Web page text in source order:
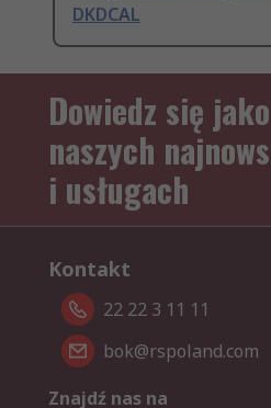
DKDCAL
Dowiedz się
naszych
i usługach
Kontakt
22 22 3 11 11
bok@rspoland.com
Znajdź nas na